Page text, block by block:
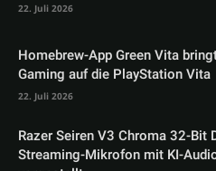
22. Juli 2026
Homebrew-App Green Vita
Gaming auf die PlayStation Vita
22. Juli 2026
Razer Seiren V3 Chroma 32-Bit
Streaming-Mikrofon mit KI-